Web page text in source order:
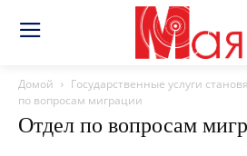
Домой Государственные услуги
по вопросам миграции
Отдел по вопросам